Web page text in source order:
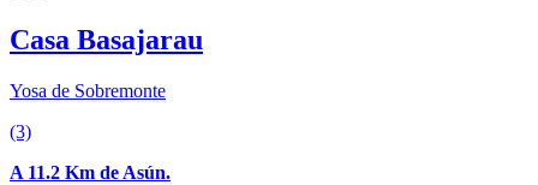
Casa Basajarau
Yosa de Sobremonte
(3)
A 11.2 Km de Asún.